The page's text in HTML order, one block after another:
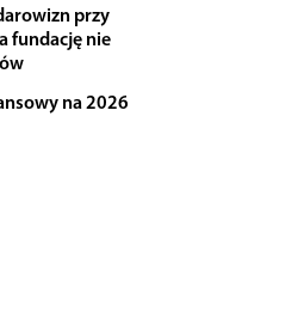
przy
fundację nie
na 2026